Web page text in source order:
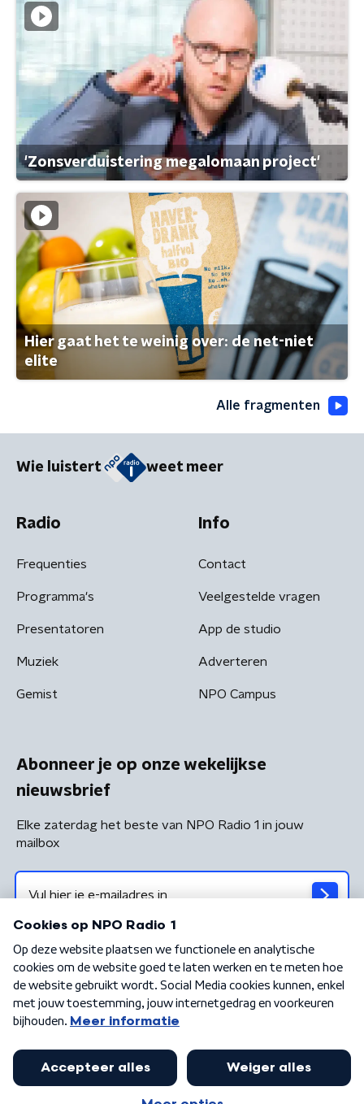
'Zonsverduistering megalomaan project'
Hier gaat het te weinig over: de net-niet
elite
Alle fragmenten
Wie luistert weet meer
Radio
Frequenties
Programma's
Presentatoren
Muziek
Gemist
Info
Contact
Veelgestelde vragen
App de studio
Adverteren
NPO Campus
Abonneer je op onze wekelijkse
nieuwsbrief
Elke zaterdag het beste van NPO Radio 1 in jouw
mailbox
Algemene voorwaarden Privacybeleid